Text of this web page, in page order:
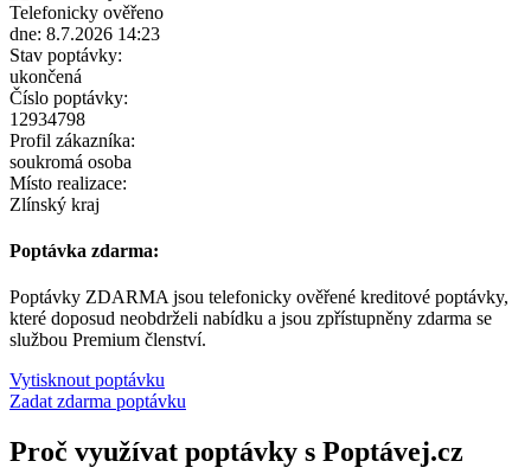
Telefonicky ověřeno
dne: 8.7.2026 14:23
Stav poptávky:
ukončená
Číslo poptávky:
12934798
Profil zákazníka:
soukromá osoba
Místo realizace:
Zlínský kraj
Poptávka zdarma:
Poptávky ZDARMA jsou telefonicky ověřené kreditové poptávky,
které doposud neobdrželi nabídku a jsou zpřístupněny zdarma se
službou Premium členství.
Vytisknout poptávku
Zadat zdarma poptávku
Proč využívat poptávky s Poptávej.cz